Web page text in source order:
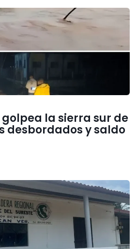
golpea la sierra sur de
desbordados y saldo